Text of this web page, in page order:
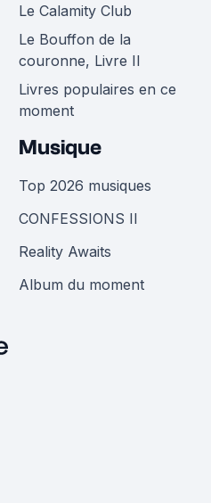
Le Calamity Club
Le Bouffon de la
couronne, Livre II
Livres populaires en ce
moment
Musique
Top 2026 musiques
CONFESSIONS II
Reality Awaits
Album du moment